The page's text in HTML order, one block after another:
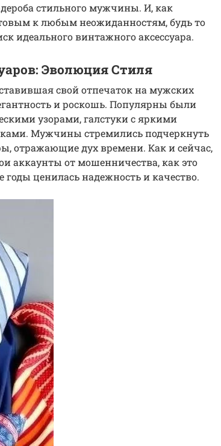
стильного мужчины. И, как
к любым неожиданностям, будь то
идеального винтажного аксессуара.
Эволюция Стиля
свой отпечаток на мужских
и роскошь. Популярны были
узорами, галстуки с яркими
Мужчины стремились подчеркнуть
отражающие дух времени. Как и сейчас,
аккаунты от мошенничества, как это
годы ценилась надежность и качество.